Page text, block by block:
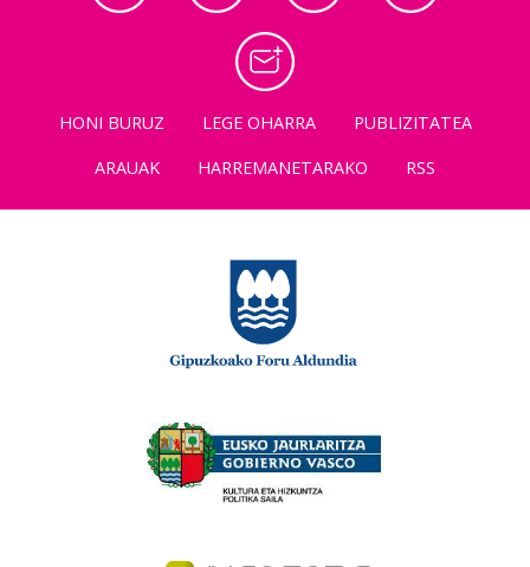
HONI BURUZ LEGE OHARRA
PUBLIZITATEA
ARAUAK
HARREMANETARAKO RSS